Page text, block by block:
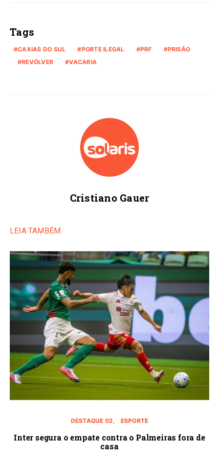
Tags
CAXIAS DO SUL PORTE ILEGAL PRF
PRISÃO
REVÓLVER
VACARIA
Cristiano Gauer
LEIA TAMBÉM
DESTAQUE 02 ESPORTE
Inter segura o empate contra o Palmeiras fora de
casa